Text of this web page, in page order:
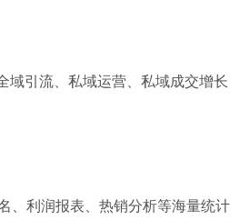
域引流、私域运营、私域成交增长
、利润报表、热销分析等海量统计